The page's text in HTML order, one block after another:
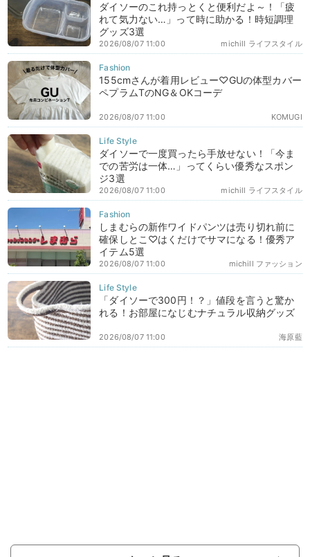
ダイソーのこれ持っとくと便利だよ～！「疲
れて気力ない…」って時に助かる！時短調理
グッズ3選
michill ライフスタイル
2026/08/07 11:00
155cmさんが着用レビュー♡GUの体型カバー
ペプラムTのNG＆OKコーデ
KOMUGI
2026/08/07 11:00
ダイソーで一度買ったら手放せない！「今ま
での苦労は一体…」ってくらい優秀なスポン
ジ3選
michill ライフスタイル
2026/08/07 11:00
しまむらの新作ワイドパンツは売り切れ前に
確保しとこ♡はくだけでサマになる！優秀ア
イテム5選
michill ファッション
2026/08/07 11:00
「ダイソーで300円！？」値段を言うと驚か
れる！お部屋になじむナチュラル収納グッズ
海原藍
2026/08/07 11:00